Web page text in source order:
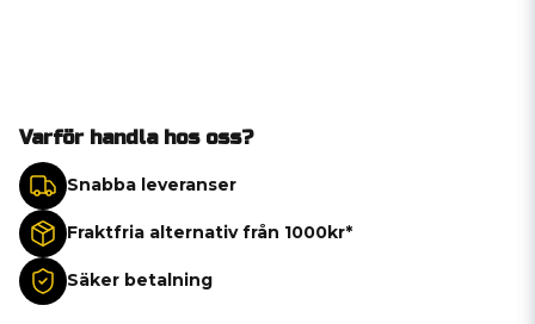
Varför handla hos oss?
Snabba leveranser
Fraktfria alternativ från 1000kr*
Säker betalning